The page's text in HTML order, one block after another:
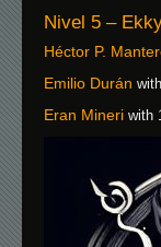
Nivel 5 –
Héctor P.
Emilio Durán
Eran Mineri with